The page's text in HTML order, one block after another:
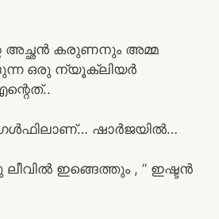
അച്ഛൻ കരുണനും അമ്മ
ഒരു ന്യൂക്ലിയർ
ഷാർജയിൽ…
ലീവിൽ ഇങ്ങെത്തും , ” ഇഷ്ടൻ